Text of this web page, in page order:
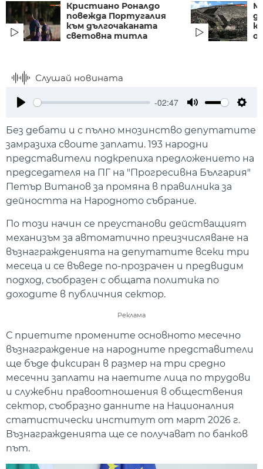
Кристиано Роналдо
повежда Португалия
към дългочаканата
световна титла
Слушай новината
-02:47
Без дебати и с пълно мнозинство депутатите
замразиха своите заплати. 193 народни
представители подкрепиха предложението на
председателя на ПГ на "Прогресивна България"
Петър Витанов за промяна в правилника за
дейността на Народното събрание.
По този начин се преустанови действащият
механизъм за автоматично преизчисляване на
възнагражденията на депутатите всеки три
месеца и се въведе по-прозрачен и предвидим
подход, съобразен с общата политика по
доходите в публичния сектор.
Реклама
С приетите промените основното месечно
възнаграждение на народните представители
ще бъде фиксиран в размер на три средно
месечни заплати на наетите лица по трудови
и служебни правоотношения в обществения
сектор, съобразно данните на Националния
статистически институт от март 2026 г.
Възнагражденията ще се получават по банков
път.